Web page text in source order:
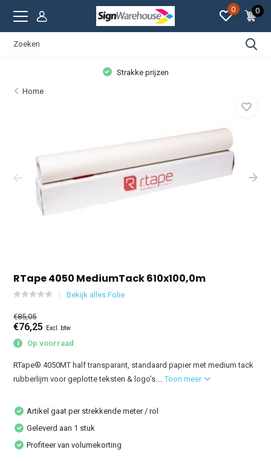
0 0
Strakke prijzen
Home
RTape 4050 MediumTack 610x100,0m
Bekijk alles Folie
€85,05
€76,25 Excl. btw
Op voorraad
RTape® 4050MT half transparant, standaard papier met medium tack
rubberlijm voor geplotte teksten & logo’s....Toon meer
Artikel gaat per strekkende meter / rol
Geleverd aan 1 stuk
Profiteer van volumekorting